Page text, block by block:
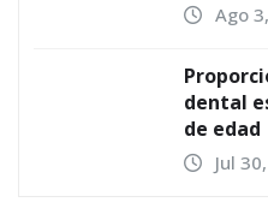
Ago
dental
de edad
Jul